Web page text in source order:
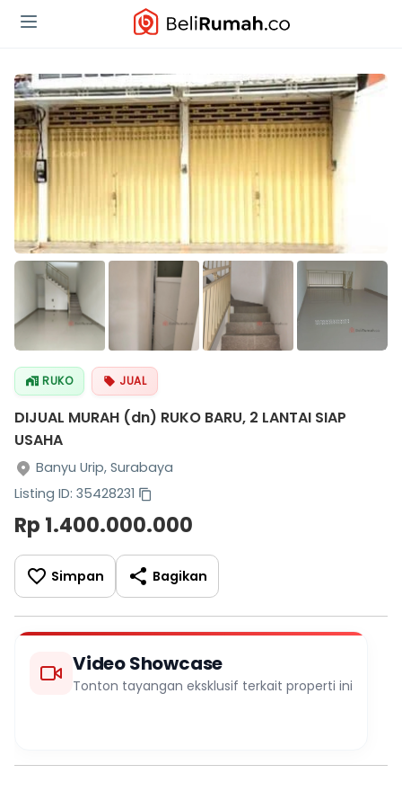
RUKO JUAL
DIJUAL MURAH (dn) RUKO BARU, 2 LANTAI SIAP
USAHA
Banyu Urip, Surabaya
Listing ID: 35428231
Rp 1.400.000.000
Simpan Bagikan
Video Showcase
Tonton tayangan eksklusif terkait properti ini